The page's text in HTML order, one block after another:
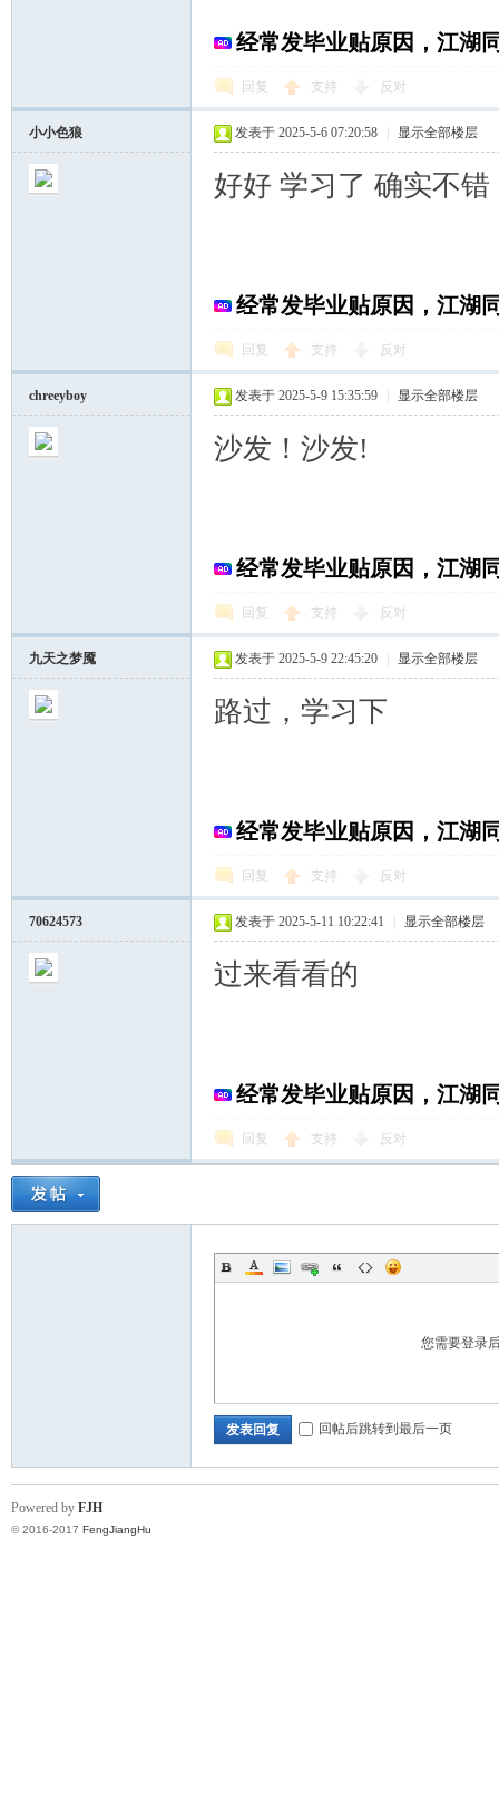
经常发毕业贴原因，江湖
回复 支持 反对
小小色狼 发表于 2025-5-6 07:20:58 显示全部楼层
好好 学习了 确实不错
经常发毕业贴原因，江湖
回复 支持 反对
chreeyboy 发表于 2025-5-9 15:35:59 显示全部楼层
沙发！沙发!
经常发毕业贴原因，江湖
回复 支持 反对
九天之梦魇 发表于 2025-5-9 22:45:20 显示全部楼层
路过，学习下
经常发毕业贴原因，江湖
回复 支持 反对
70624573 发表于 2025-5-11 10:22:41 显示全部楼层
过来看看的
经常发毕业贴原因，江湖
回复 支持 反对
您需要登录
发表回复 回帖后跳转到最后一页
Powered by FJH
© 2016-2017 FengJiangHu